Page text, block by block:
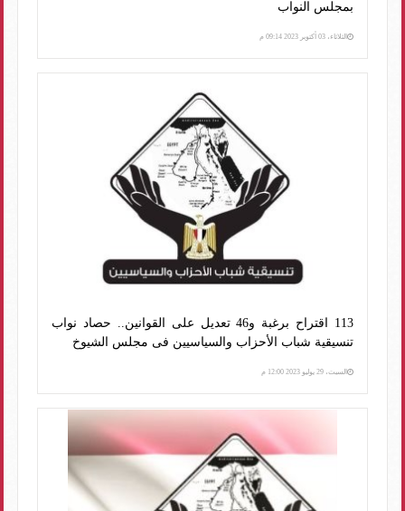
بمجلس النواب
الثلاثاء، 03 أكتوبر 2023 09:14 م
113 اقتراح برغبة و46 تعديل على القوانين.. حصاد نواب
تنسيقية شباب الأحزاب والسياسيين فى مجلس الشيوخ
السبت، 29 يوليو 2023 12:00 م